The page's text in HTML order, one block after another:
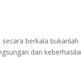
berkala
dan